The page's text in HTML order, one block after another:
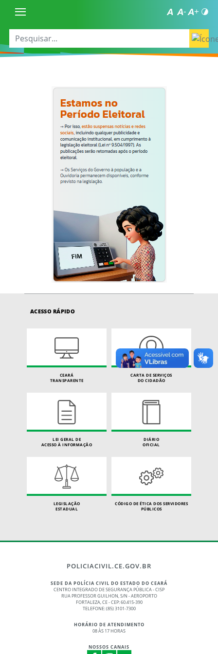
ACESSO RÁPIDO
CEARÁ
TRANSPARENTE
CARTA DE SERVIÇOS
DO CIDADÃO
LEI GERAL DE
ACESSO À INFORMAÇÃO
DIÁRIO
OFICIAL
LEGISLAÇÃO
ESTADUAL
CÓDIGO DE ÉTICA DOS SERVIDORES
PÚBLICOS
POLICIACIVIL.CE.GOV.BR
SEDE DA POLÍCIA CIVIL DO ESTADO DO CEARÁ
CENTRO INTEGRADO DE SEGURANÇA PÚBLICA - CISP
RUA PROFESSOR GUILHON, S/N - AEROPORTO
FORTALEZA, CE - CEP: 60.415-390
TELEFONE: (85) 3101-7300
HORÁRIO DE ATENDIMENTO
08 ÀS 17 HORAS
NOSSOS CANAIS